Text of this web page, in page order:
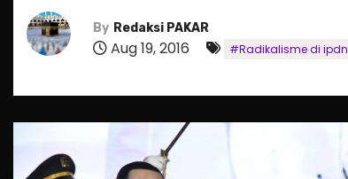
By Redaksi PAKAR
Aug 19, 2016 #Radikalisme di ipdn